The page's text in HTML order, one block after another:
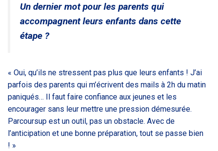
Un dernier mot pour les parents qui
accompagnent leurs enfants dans cette
étape ?
« Oui, qu’ils ne stressent pas plus que leurs enfants ! J’ai
parfois des parents qui m’écrivent des mails à 2h du matin
paniqués… Il faut faire confiance aux jeunes et les
encourager sans leur mettre une pression démesurée.
Parcoursup est un outil, pas un obstacle. Avec de
l’anticipation et une bonne préparation, tout se passe bien
! »